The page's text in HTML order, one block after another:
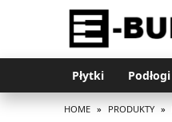
Płytki Podłogi
HOME » PRODUKTY »